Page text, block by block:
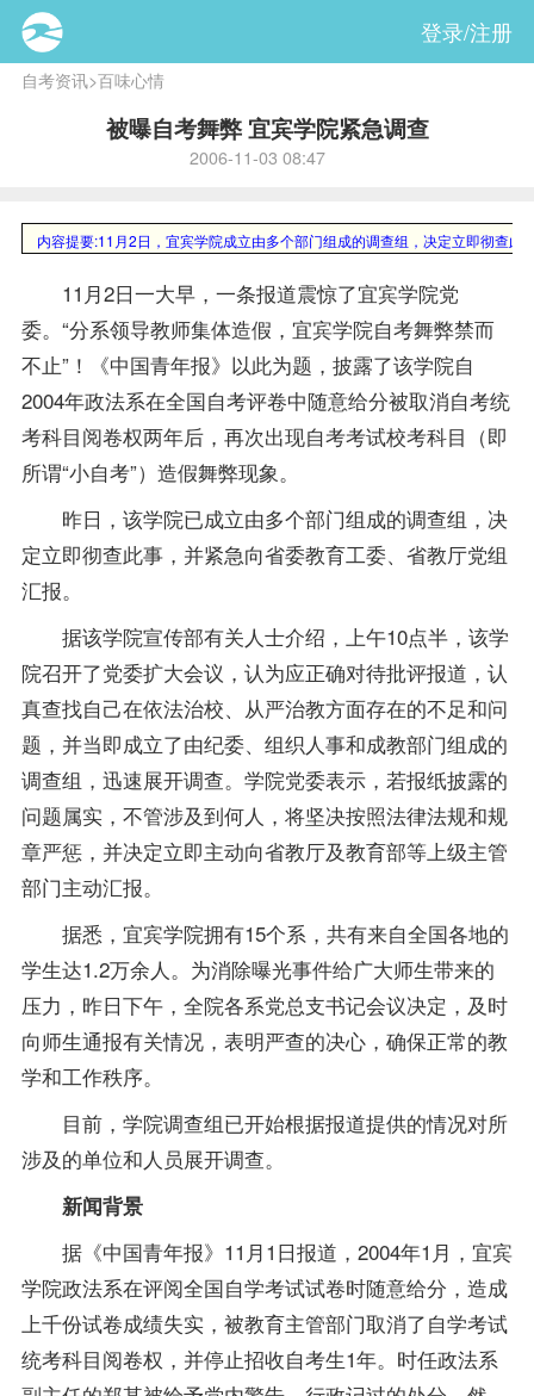
登录/注册
自考资讯>百味心情
被曝自考舞弊 宜宾学院紧急调查
2006-11-03 08:47
内容提要:11月2日，宜宾学院成立由多个部门组成的调查组，决定立即彻查此
11月2日一大早，一条报道震惊了宜宾学院党
委。“分系领导教师集体造假，宜宾学院自考舞弊禁而
不止”！《中国青年报》以此为题，披露了该学院自
2004年政法系在全国自考评卷中随意给分被取消自考统
考科目阅卷权两年后，再次出现自考考试校考科目（即
所谓“小自考”）造假舞弊现象。
昨日，该学院已成立由多个部门组成的调查组，决
定立即彻查此事，并紧急向省委教育工委、省教厅党组
汇报。
据该学院宣传部有关人士介绍，上午10点半，该学
院召开了党委扩大会议，认为应正确对待批评报道，认
真查找自己在依法治校、从严治教方面存在的不足和问
题，并当即成立了由纪委、组织人事和成教部门组成的
调查组，迅速展开调查。学院党委表示，若报纸披露的
问题属实，不管涉及到何人，将坚决按照法律法规和规
章严惩，并决定立即主动向省教厅及教育部等上级主管
部门主动汇报。
据悉，宜宾学院拥有15个系，共有来自全国各地的
学生达1.2万余人。为消除曝光事件给广大师生带来的
压力，昨日下午，全院各系党总支书记会议决定，及时
向师生通报有关情况，表明严查的决心，确保正常的教
学和工作秩序。
目前，学院调查组已开始根据报道提供的情况对所
涉及的单位和人员展开调查。
新闻背景
据《中国青年报》11月1日报道，2004年1月，宜宾
学院政法系在评阅全国自学考试试卷时随意给分，造成
上千份试卷成绩失实，被教育主管部门取消了自学考试
统考科目阅卷权，并停止招收自考生1年。时任政法系